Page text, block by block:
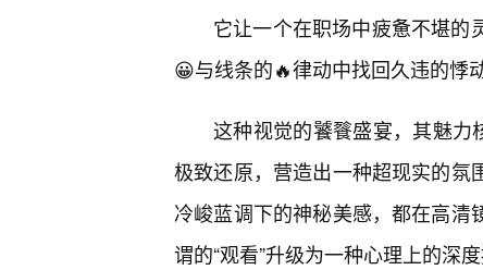
它让一个在职场中疲惫不堪的
😀与线条的🔥律动中找回久违的悸动
这种视觉的饕餮盛宴，其魅力
极致还原，营造出一种超现实的氛
冷峻蓝调下的神秘美感，都在高
谓的“观看”升级为一种心理上的深度